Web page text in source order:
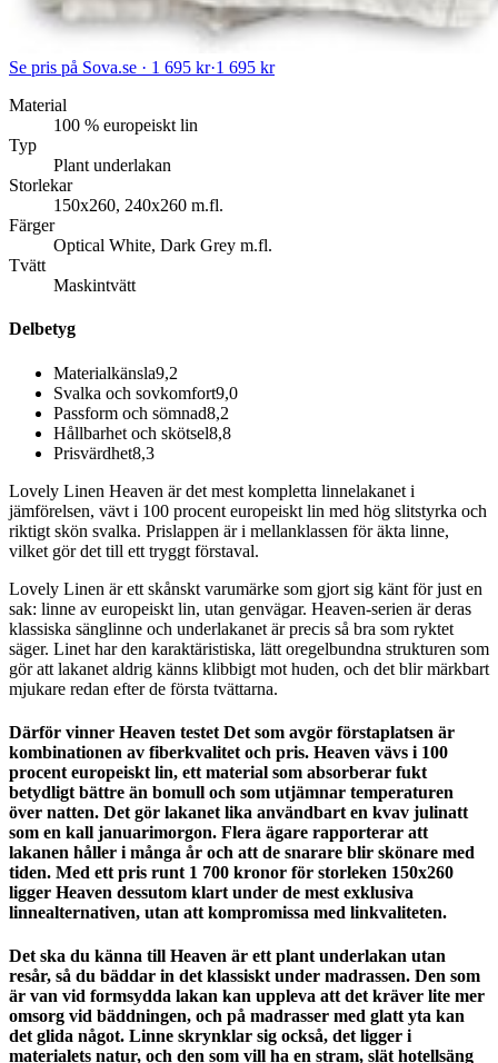
Se pris på Sova.se · 1 695 kr·1 695 kr
Material
100 % europeiskt lin
Typ
Plant underlakan
Storlekar
150x260, 240x260 m.fl.
Färger
Optical White, Dark Grey m.fl.
Tvätt
Maskintvätt
Delbetyg
Materialkänsla9,2
Svalka och sovkomfort9,0
Passform och sömnad8,2
Hållbarhet och skötsel8,8
Prisvärdhet8,3
Lovely Linen Heaven är det mest kompletta linnelakanet i
jämförelsen, vävt i 100 procent europeiskt lin med hög slitstyrka och
riktigt skön svalka. Prislappen är i mellanklassen för äkta linne,
vilket gör det till ett tryggt förstaval.
Lovely Linen är ett skånskt varumärke som gjort sig känt för just en
sak: linne av europeiskt lin, utan genvägar. Heaven-serien är deras
klassiska sänglinne och underlakanet är precis så bra som ryktet
säger. Linet har den karaktäristiska, lätt oregelbundna strukturen som
gör att lakanet aldrig känns klibbigt mot huden, och det blir märkbart
mjukare redan efter de första tvättarna.
Därför vinner Heaven testet Det som avgör förstaplatsen är
kombinationen av fiberkvalitet och pris. Heaven vävs i 100
procent europeiskt lin, ett material som absorberar fukt
betydligt bättre än bomull och som utjämnar temperaturen
över natten. Det gör lakanet lika användbart en kvav julinatt
som en kall januarimorgon. Flera ägare rapporterar att
lakanen håller i många år och att de snarare blir skönare med
tiden. Med ett pris runt 1 700 kronor för storleken 150x260
ligger Heaven dessutom klart under de mest exklusiva
linnealternativen, utan att kompromissa med linkvaliteten.
Det ska du känna till Heaven är ett plant underlakan utan
resår, så du bäddar in det klassiskt under madrassen. Den som
är van vid formsydda lakan kan uppleva att det kräver lite mer
omsorg vid bäddningen, och på madrasser med glatt yta kan
det glida något. Linne skrynklar sig också, det ligger i
materialets natur, och den som vill ha en stram, slät hotellsäng